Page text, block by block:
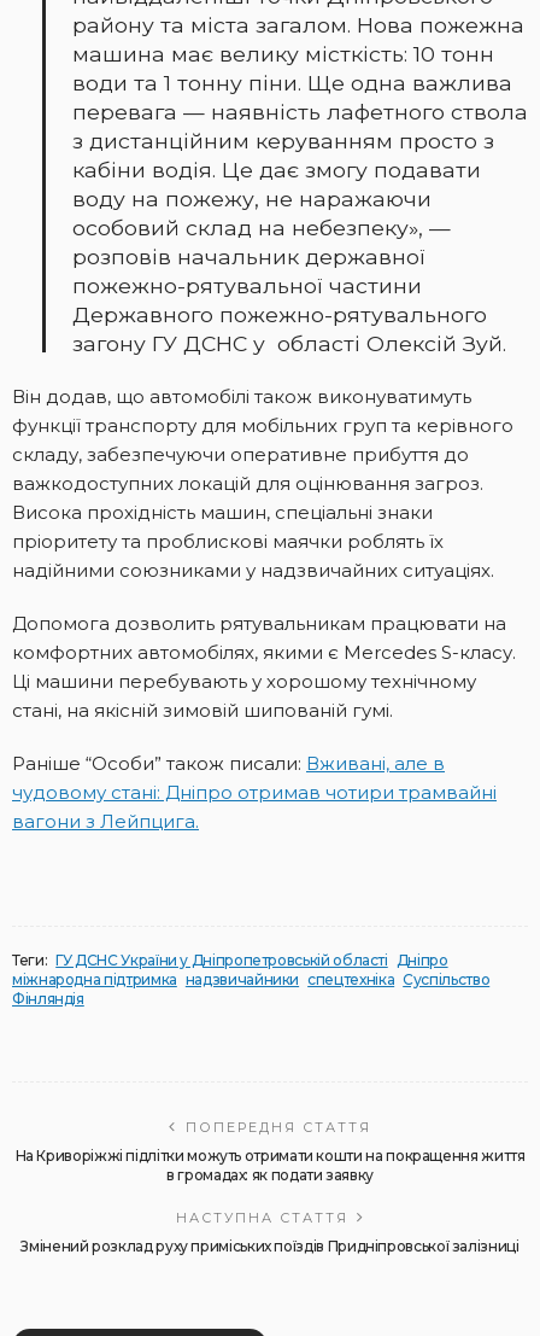
району та міста загалом. Нова пожежна
машина має велику місткість: 10 тонн
води та 1 тонну піни. Ще одна важлива
перевага — наявність лафетного ствола
з дистанційним керуванням просто з
кабіни водія. Це дає змогу подавати
воду на пожежу, не наражаючи
особовий склад на небезпеку», —
розповів начальник державної
пожежно-рятувальної частини
Державного пожежно-рятувального
загону ГУ ДСНС у області Олексій Зуй.
Він додав, що автомобілі також виконуватимуть
функції транспорту для мобільних груп та керівного
складу, забезпечуючи оперативне прибуття до
важкодоступних локацій для оцінювання загроз.
Висока прохідність машин, спеціальні знаки
пріоритету та проблискові маячки роблять їх
надійними союзниками у надзвичайних ситуаціях.
Допомога дозволить рятувальникам працювати на
комфортних автомобілях, якими є Mercedes S-класу.
Ці машини перебувають у хорошому технічному
стані, на якісній зимовій шипованій гумі.
Раніше “Особи” також писали: Вживані, але в
чудовому стані: Дніпро отримав чотири трамвайні
вагони з Лейпцига.
Теги: ГУ ДСНС України у Дніпропетровській області Дніпро
міжнародна підтримка надзвичайники спецтехніка Суспільство
Фінляндія
ПОПЕРЕДНЯ СТАТТЯ
На Криворіжжі підлітки можуть отримати кошти на покращення життя
в громадах: як подати заявку
НАСТУПНА СТАТТЯ
Змінений розклад руху приміських поїздів Придніпровської залізниці